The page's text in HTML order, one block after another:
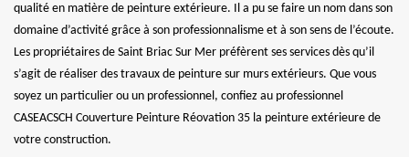
qualité en matière de peinture extérieure. Il a pu se faire un nom dans son
domaine d’activité grâce à son professionnalisme et à son sens de l’écoute.
Les propriétaires de Saint Briac Sur Mer préfèrent ses services dès qu’il
s’agit de réaliser des travaux de peinture sur murs extérieurs. Que vous
soyez un particulier ou un professionnel, confiez au professionnel
CASEACSCH Couverture Peinture Réovation 35 la peinture extérieure de
votre construction.